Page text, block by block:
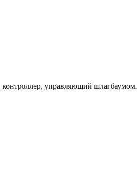
контроллер, управляющий шлагбаумом.